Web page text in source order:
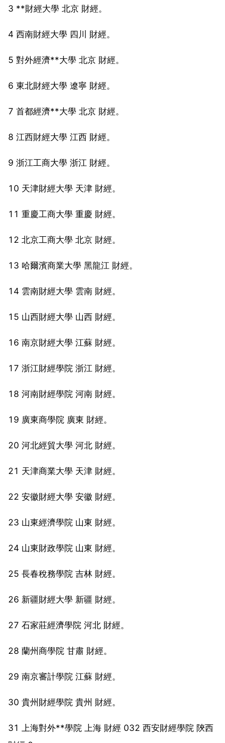
3 **財經大學 北京 財經。
4 西南財經大學 四川 財經。
5 對外經濟**大學 北京 財經。
6 東北財經大學 遼寧 財經。
7 首都經濟**大學 北京 財經。
8 江西財經大學 江西 財經。
9 浙江工商大學 浙江 財經。
10 天津財經大學 天津 財經。
11 重慶工商大學 重慶 財經。
12 北京工商大學 北京 財經。
13 哈爾濱商業大學 黑龍江 財經。
14 雲南財經大學 雲南 財經。
15 山西財經大學 山西 財經。
16 南京財經大學 江蘇 財經。
17 浙江財經學院 浙江 財經。
18 河南財經學院 河南 財經。
19 廣東商學院 廣東 財經。
20 河北經貿大學 河北 財經。
21 天津商業大學 天津 財經。
22 安徽財經大學 安徽 財經。
23 山東經濟學院 山東 財經。
24 山東財政學院 山東 財經。
25 長春稅務學院 吉林 財經。
26 新疆財經大學 新疆 財經。
27 石家莊經濟學院 河北 財經。
28 蘭州商學院 甘肅 財經。
29 南京審計學院 江蘇 財經。
30 貴州財經學院 貴州 財經。
31 上海對外**學院 上海 財經 032 西安財經學院 陝西